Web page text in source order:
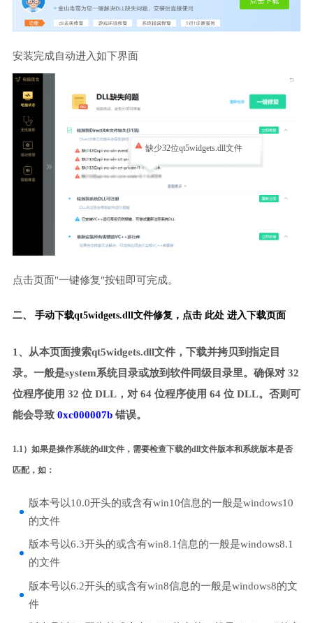
安装完成自动进入如下界面
缺少32位qt5widgets.dll文件
点击页面"一键修复"按钮即可完成。
二、 手动下载qt5widgets.dll文件修复， 点击 此处 进入下载页面
1、从本页面搜索qt5widgets.dll文件，下载并拷贝到指定目
录。一般是system系统目录或放到软件同级目录里。确保对 32
位程序使用 32 位 DLL，对 64 位程序使用 64 位 DLL。否则可
能会导致 0xc000007b错误。
1.1）如果是操作系统的dll文件，需要检查下载的dll文件版本和系统版本是否
匹配，如：
版本号以10.0开头的或含有win10信息的一般是windows10
的文件
版本号以6.3开头的或含有win8.1信息的一般是windows8.1
的文件
版本号以6.2开头的或含有win8信息的一般是windows8的文
件